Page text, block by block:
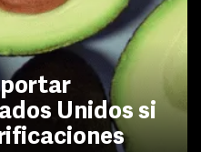
Unidos si